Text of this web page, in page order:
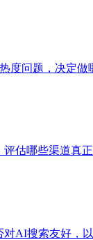
度问题，决定做
估哪些渠道真
对AI搜索友好，